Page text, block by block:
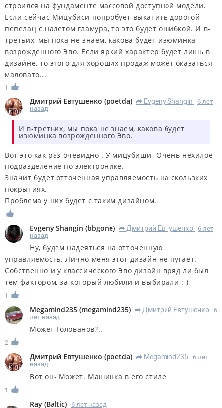
строился на фундаменте массовой доступной модели.
Если сейчас Мицубиси попробует выкатить дорогой
пепелац с налетом гламура, то это будет ошибкой. И в-
третьих, мы пока не знаем, какова будет изюминка
возрожденного Эво. Если яркий характер будет лишь в
дизайне, то этого для хороших продаж может оказаться
маловато...
1
Дмитрий Евтушенко (poetda) R Evgeny Shangin
6 лет
назад
И в-третьих, мы пока не знаем, какова будет
изюминка возрожденного Эво.
Вот это как раз очевидно . У мицубиши- Очень нехилое
подразделение по электронике.
Значит будет отточенная управляемость на скользких
покрытиях.
Проблема у них будет с таким дизайном.
Evgeny Shangin (bbgone) R Дмитрий Евтушенко
6 лет
назад
Ну, будем надеяться на отточенную
управляемость. Лично меня этот дизайн не пугает.
Собственно и у классического Эво дизайн вряд ли был
тем фактором, за который любили и выбирали :-)
1
Megamind235 (megamind235) R Дмитрий Евтушенко
6
лет назад
Может Голованов?..
2
Дмитрий Евтушенко (poetda) R Megamind235
6 лет
назад
Вот он- Может. Машинка в его стиле.
1
Ray (Baltic) 6 лет назад